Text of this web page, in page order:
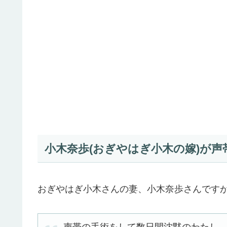
小木奈歩(おぎやはぎ小木の嫁)が声
おぎやはぎ小木さんの妻、小木奈歩さんです